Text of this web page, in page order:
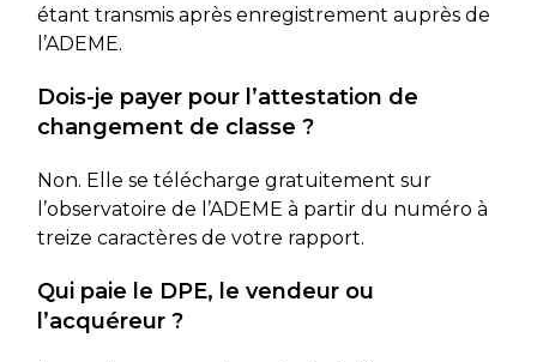
étant transmis après enregistrement auprès de
l’ADEME.
Dois-je payer pour l’attestation de
changement de classe ?
Non. Elle se télécharge gratuitement sur
l’observatoire de l’ADEME à partir du numéro à
treize caractères de votre rapport.
Qui paie le DPE, le vendeur ou
l’acquéreur ?